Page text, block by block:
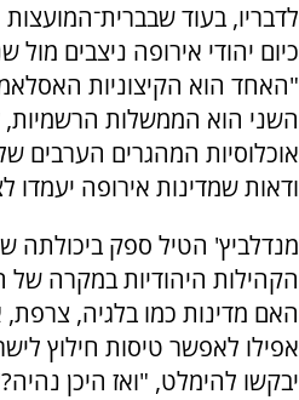
לדבריו, בעוד
כיום יהודי אירופה ניצבים מול
"האחד הוא הקיצוניות
השני הוא הממשלות
אוכלוסיות המהגרים הערבים
ודאות שמדינות אירופה יעמדו
מנדלביץ' הטיל ספק ביכולתה
הקהילות היהודיות במקרה
האם מדינות כמו בלגיה, צרפת,
אפילו לאפשר טיסות חילוץ
יבקשו להימלט, "ואז היכן